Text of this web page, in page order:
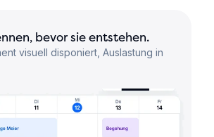
bevor sie entstehen.
visuell disponiert, Auslastung in